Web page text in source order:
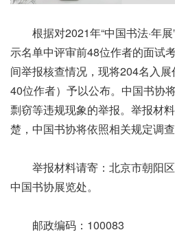
根据对2021年“中国书法·年展
示名单中评审前48位作者的面试
间举报核查情况，现将204名入
40位作者）予以公布。 中国书协
剽窃等违规现象的举报。举报材
楚，中国书协将依照相关规定调查
举报材料请寄：北京市朝阳区
中国书协展览处。
邮政编码：100083